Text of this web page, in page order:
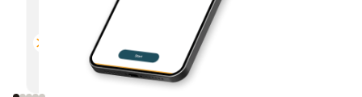
Multifuncional
Compatible con todos los
instrumentos Testo equipados
con Bluetooth